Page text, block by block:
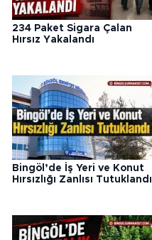
234 Paket Sigara Çalan
Hırsız Yakalandı
Bingöl’de İş Yeri ve Konut
Hırsızlığı Zanlısı Tutuklandı